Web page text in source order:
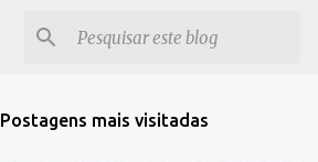
Postagens mais visitadas